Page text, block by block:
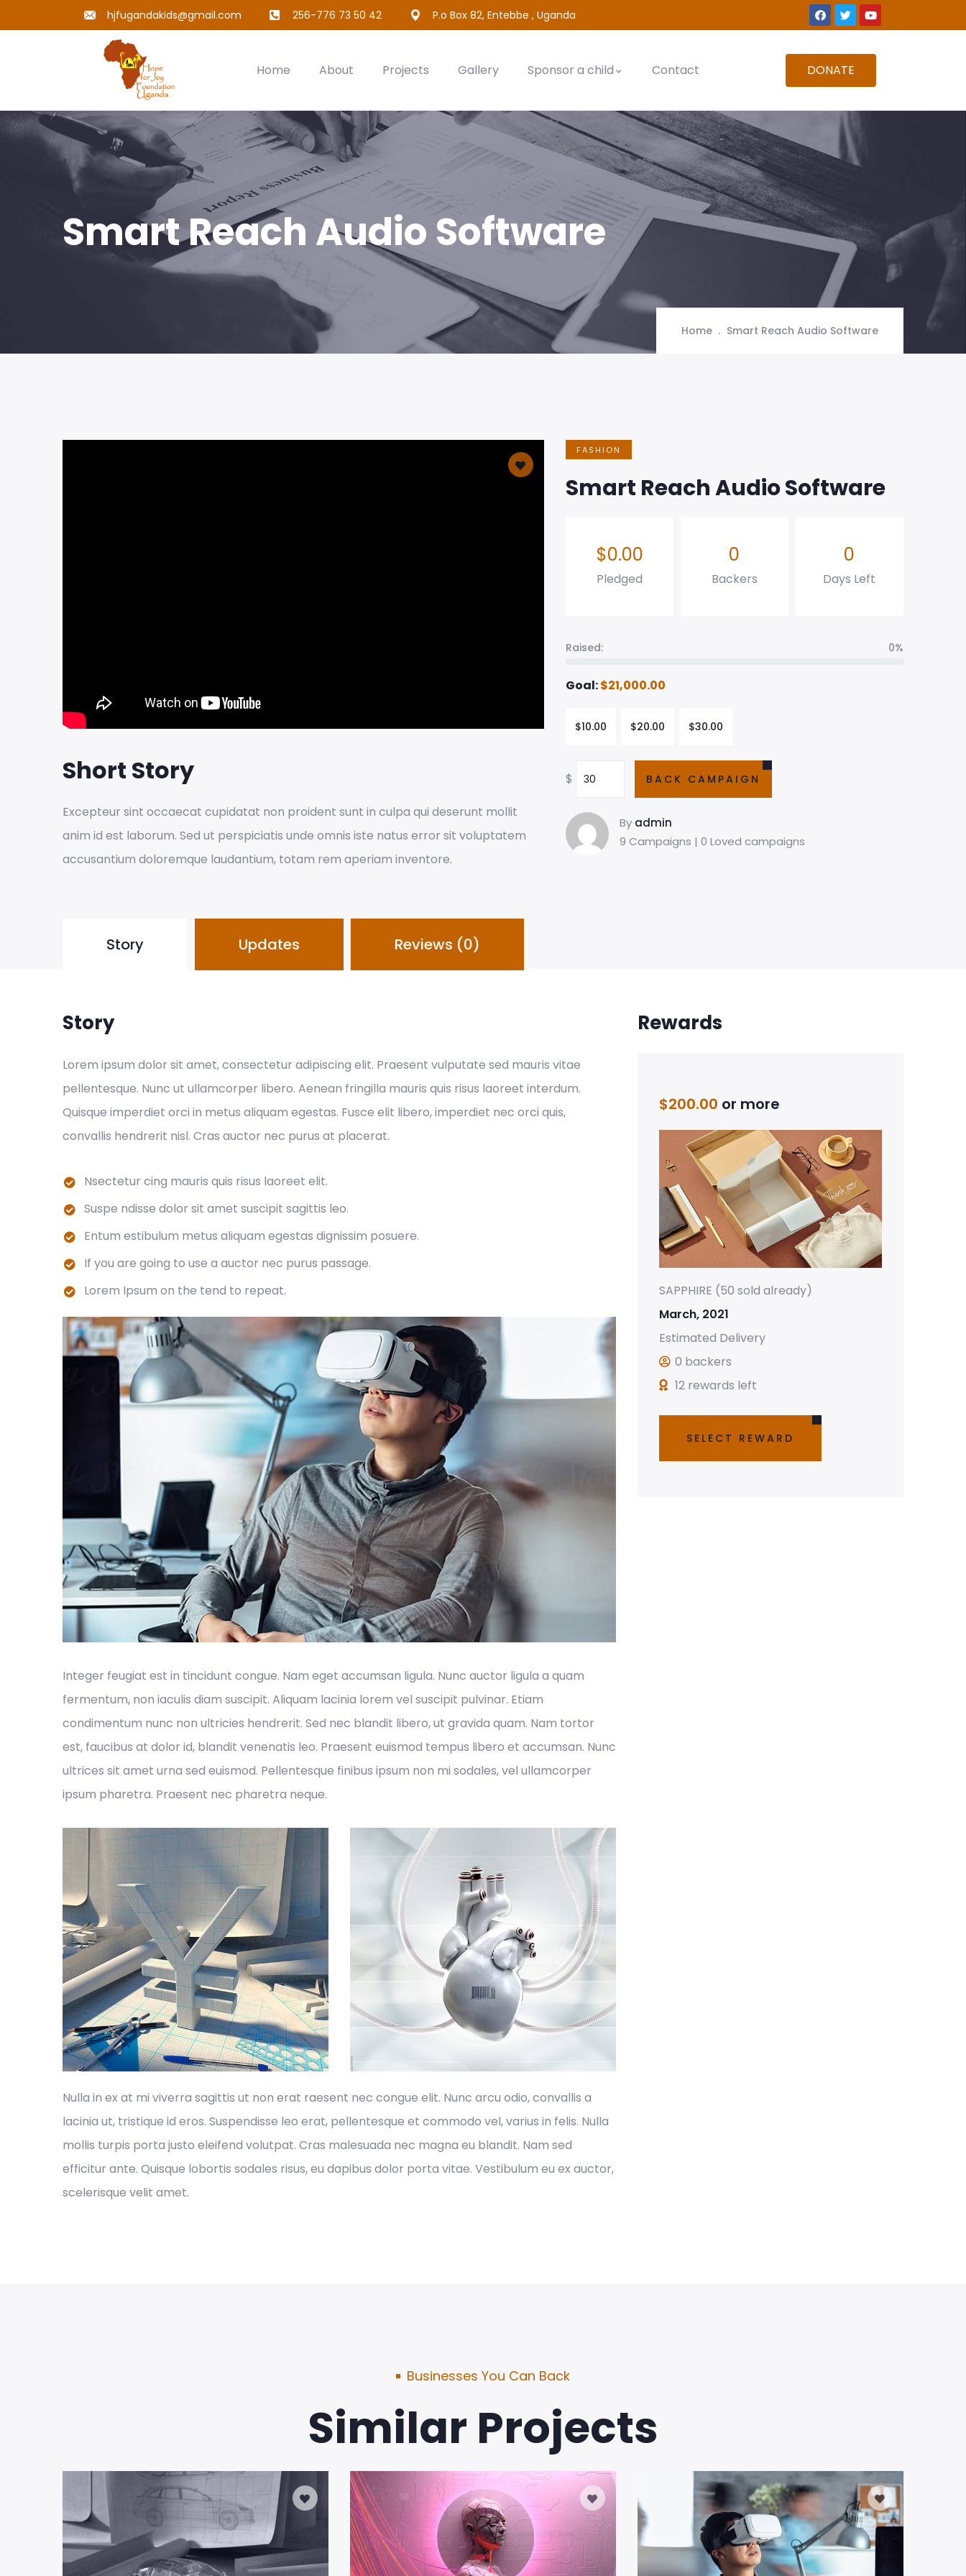
hjfugandakids@gmail.com 256-776 73 50 42 P.o Box 82, Entebbe , Uganda
Home About Projects Gallery Sponsor a child Contact DONATE
Home Smart Reach Audio Software
Smart Reach Audio Software
Short Story
Excepteur sint occaecat cupidatat non proident sunt in culpa qui deserunt mollit
anim id est laborum. Sed ut perspiciatis unde omnis iste natus error sit voluptatem
accusantium doloremque laudantium, totam rem aperiam inventore.
FASHION
Smart Reach Audio Software
$0.00
Pledged
0
Backers
0
Days Left
Raised: 0%
Goal:$21,000.00
$10.00 $20.00 $30.00
$ BACK CAMPAIGN
By admin
9 Campaigns | 0 Loved campaigns
Story Updates Reviews (0)
Story
Lorem ipsum dolor sit amet, consectetur adipiscing elit. Praesent vulputate sed mauris vitae
pellentesque. Nunc ut ullamcorper libero. Aenean fringilla mauris quis risus laoreet interdum.
Quisque imperdiet orci in metus aliquam egestas. Fusce elit libero, imperdiet nec orci quis,
convallis hendrerit nisl. Cras auctor nec purus at placerat.
Nsectetur cing mauris quis risus laoreet elit.
Suspe ndisse dolor sit amet suscipit sagittis leo.
Entum estibulum metus aliquam egestas dignissim posuere.
If you are going to use a auctor nec purus passage.
Lorem Ipsum on the tend to repeat.
Integer feugiat est in tincidunt congue. Nam eget accumsan ligula. Nunc auctor ligula a quam
fermentum, non iaculis diam suscipit. Aliquam lacinia lorem vel suscipit pulvinar. Etiam
condimentum nunc non ultricies hendrerit. Sed nec blandit libero, ut gravida quam. Nam tortor
est, faucibus at dolor id, blandit venenatis leo. Praesent euismod tempus libero et accumsan. Nunc
ultrices sit amet urna sed euismod. Pellentesque finibus ipsum non mi sodales, vel ullamcorper
ipsum pharetra. Praesent nec pharetra neque.
Nulla in ex at mi viverra sagittis ut non erat raesent nec congue elit. Nunc arcu odio, convallis a
lacinia ut, tristique id eros. Suspendisse leo erat, pellentesque et commodo vel, varius in felis. Nulla
mollis turpis porta justo eleifend volutpat. Cras malesuada nec magna eu blandit. Nam sed
efficitur ante. Quisque lobortis sodales risus, eu dapibus dolor porta vitae. Vestibulum eu ex auctor,
scelerisque velit amet.
Rewards
$200.00 or more
SAPPHIRE (50 sold already)
March, 2021
Estimated Delivery
0 backers
12 rewards left
SELECT REWARD
Businesses You Can Back
Similar Projects
DESIGN 0 Days Left
Notebook for your